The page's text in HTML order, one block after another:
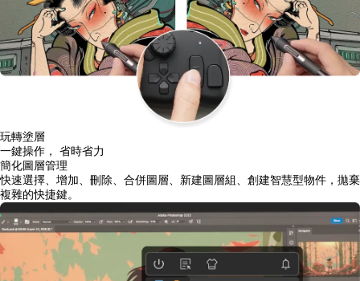
玩轉塗層
一鍵操作， 省時省力
簡化圖層管理
快速選擇、增加、刪除、合併圖層、新建圖層組、創建智慧型物件，拋棄
複雜的快捷鍵。